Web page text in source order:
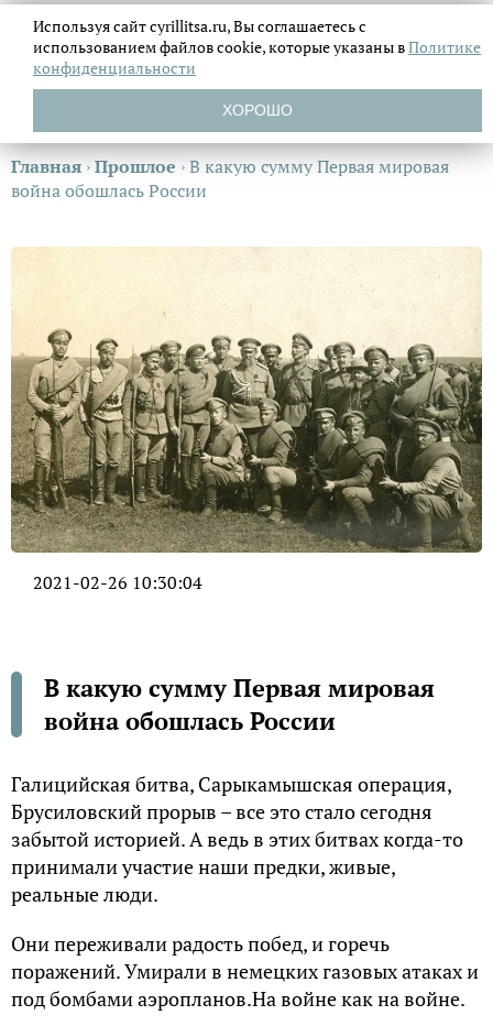
Главная ›Прошлое ›В какую сумму Первая мировая
война обошлась России
2021-02-26 10:30:04
В какую сумму Первая мировая
война обошлась России
Галицийская битва, Сарыкамышская операция,
Брусиловский прорыв – все это стало сегодня
забытой историей. А ведь в этих битвах когда-то
принимали участие наши предки, живые,
реальные люди.
Они переживали радость побед, и горечь
поражений. Умирали в немецких газовых атаках и
под бомбами аэропланов.На войне как на войне.
Используя сайт cyrillitsa.ru, Вы соглашаетесь с
использованием файловcookie, которые указаны вПолитике
конфиденциальности
ХОРОШО